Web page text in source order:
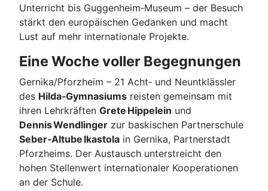
Unterricht bis Guggenheim‑Museum – der Besuch
stärkt den europäischen Gedanken und macht
Lust auf mehr internationale Projekte.
Eine Woche voller Begegnungen
Gernika/Pforzheim – 21 Acht‑ und Neuntklässler
des Hilda‑Gymnasiums reisten gemeinsam mit
ihren Lehrkräften Grete Hippelein und
Dennis Wendlinger zur baskischen Partnerschule
Seber‑Altube Ikastola in Gernika, Partnerstadt
Pforzheims. Der Austausch unterstreicht den
hohen Stellenwert internationaler Kooperationen
an der Schule.